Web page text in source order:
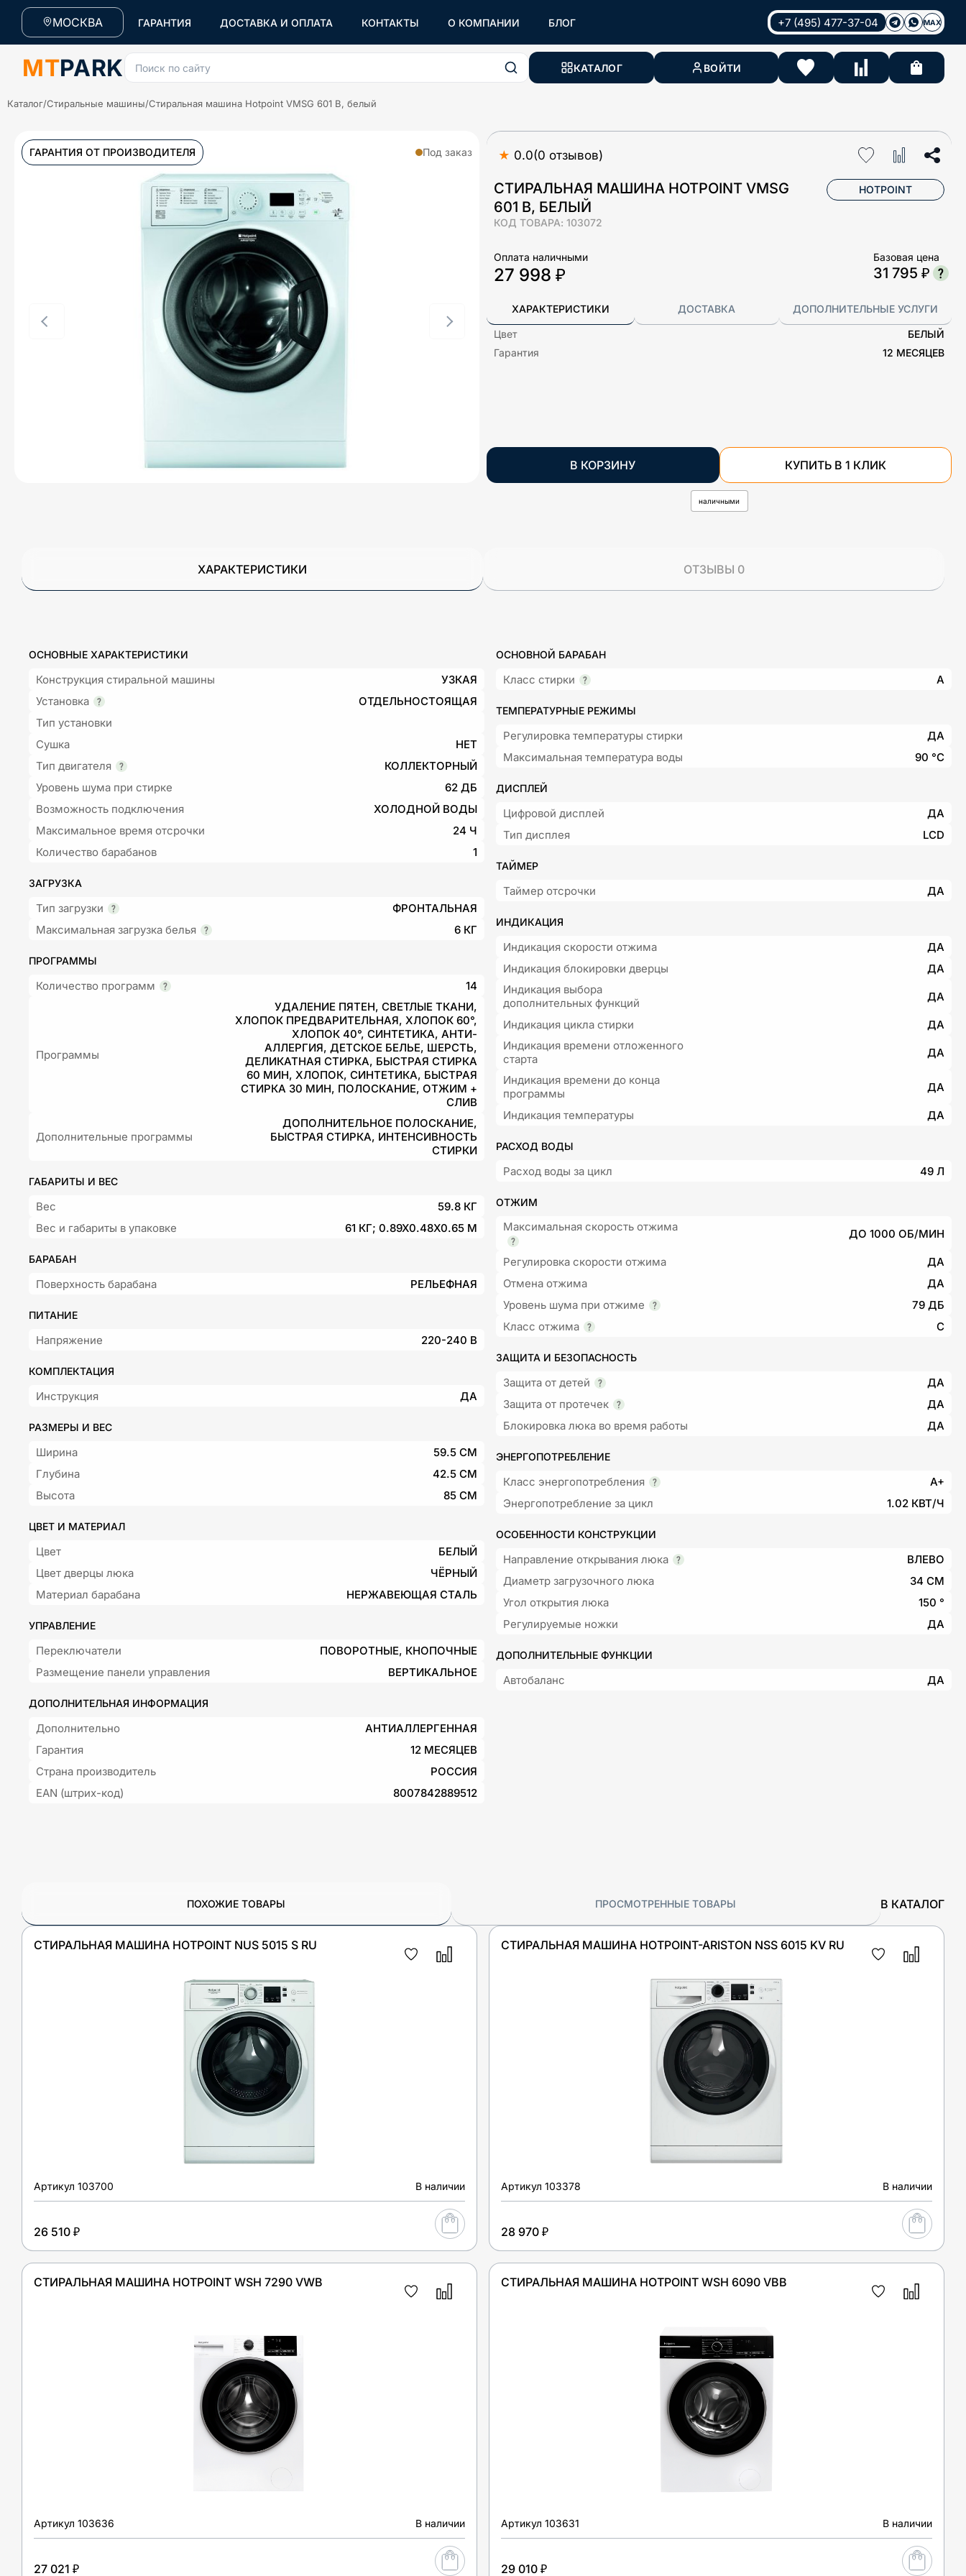
МОСКВА ГАРАНТИЯ ДОСТАВКА И ОПЛАТА КОНТАКТЫ О КОМПАНИИ БЛОГ +7 (495) 477-37-04 MAX
MTPARK Поиск по сайту КАТАЛОГ ВОЙТИ
Каталог/Стиральные машины/Стиральная машина Hotpoint VMSG 601 B, белый
★ 0.0(0 отзывов)
СТИРАЛЬНАЯ МАШИНА HOTPOINT VMSG
601 B, БЕЛЫЙ
КОД ТОВАРА: 103072
HOTPOINT
ГАРАНТИЯ ОТ ПРОИЗВОДИТЕЛЯ Под заказ
Оплата наличными
27 998 ₽
Базовая цена
31 795 ₽
ХАРАКТЕРИСТИКИ ДОСТАВКА ДОПОЛНИТЕЛЬНЫЕ УСЛУГИ
Цвет
БЕЛЫЙ
Гарантия
12 МЕСЯЦЕВ
В КОРЗИНУ КУПИТЬ В 1 КЛИК
наличными
ХАРАКТЕРИСТИКИ ОТЗЫВЫ 0
ОСНОВНЫЕ ХАРАКТЕРИСТИКИ
Конструкция стиральной машины
УЗКАЯ
Установка
ОТДЕЛЬНОСТОЯЩАЯ
Тип установки
Сушка
НЕТ
Тип двигателя
КОЛЛЕКТОРНЫЙ
Уровень шума при стирке
62 ДБ
Возможность подключения
ХОЛОДНОЙ ВОДЫ
Максимальное время отсрочки
24 Ч
Количество барабанов
1
ЗАГРУЗКА
Тип загрузки
ФРОНТАЛЬНАЯ
Максимальная загрузка белья
6 КГ
ПРОГРАММЫ
Количество программ 14
Программы
УДАЛЕНИЕ ПЯТЕН, СВЕТЛЫЕ ТКАНИ,
ХЛОПОК ПРЕДВАРИТЕЛЬНАЯ, ХЛОПОК 60°,
ХЛОПОК 40°, СИНТЕТИКА, АНТИ-
АЛЛЕРГИЯ, ДЕТСКОЕ БЕЛЬЕ, ШЕРСТЬ,
ДЕЛИКАТНАЯ СТИРКА, БЫСТРАЯ СТИРКА
60 МИН, ХЛОПОК, СИНТЕТИКА, БЫСТРАЯ
СТИРКА 30 МИН, ПОЛОСКАНИЕ, ОТЖИМ +
СЛИВ
Дополнительные программы
ДОПОЛНИТЕЛЬНОЕ ПОЛОСКАНИЕ,
БЫСТРАЯ СТИРКА, ИНТЕНСИВНОСТЬ
СТИРКИ
ГАБАРИТЫ И ВЕС
Вес
59.8 КГ
Вес и габариты в упаковке
61 КГ; 0.89X0.48X0.65 М
БАРАБАН
Поверхность барабана РЕЛЬЕФНАЯ
ПИТАНИЕ
Напряжение 220-240 В
КОМПЛЕКТАЦИЯ
Инструкция ДА
РАЗМЕРЫ И ВЕС
Ширина
59.5 СМ
Глубина
42.5 СМ
Высота
85 СМ
ЦВЕТ И МАТЕРИАЛ
Цвет
БЕЛЫЙ
Цвет дверцы люка
ЧЁРНЫЙ
Материал барабана
НЕРЖАВЕЮЩАЯ СТАЛЬ
УПРАВЛЕНИЕ
Переключатели
ПОВОРОТНЫЕ, КНОПОЧНЫЕ
Размещение панели управления
ВЕРТИКАЛЬНОЕ
ДОПОЛНИТЕЛЬНАЯ ИНФОРМАЦИЯ
Дополнительно
АНТИАЛЛЕРГЕННАЯ
Гарантия
12 МЕСЯЦЕВ
Страна производитель
РОССИЯ
EAN (штрих-код)
8007842889512
ОСНОВНОЙ БАРАБАН
Класс стирки A
ТЕМПЕРАТУРНЫЕ РЕЖИМЫ
Регулировка температуры стирки
ДА
Максимальная температура воды
90 °С
ДИСПЛЕЙ
Цифровой дисплей
ДА
Тип дисплея
LCD
ТАЙМЕР
Таймер отсрочки ДА
ИНДИКАЦИЯ
Индикация скорости отжима
ДА
Индикация блокировки дверцы
ДА
Индикация выбора
дополнительных функций
ДА
Индикация цикла стирки
ДА
Индикация времени отложенного
старта
ДА
Индикация времени до конца
программы
ДА
Индикация температуры ДА
РАСХОД ВОДЫ
Расход воды за цикл 49 Л
ОТЖИМ
Максимальная скорость отжима ДО 1000 ОБ/МИН
Регулировка скорости отжима
ДА
Отмена отжима
ДА
Уровень шума при отжиме
79 ДБ
Класс отжима
C
ЗАЩИТА И БЕЗОПАСНОСТЬ
Защита от детей
ДА
Защита от протечек
ДА
Блокировка люка во время работы
ДА
ЭНЕРГОПОТРЕБЛЕНИЕ
Класс энергопотребления
A+
Энергопотребление за цикл
1.02 КВТ/Ч
ОСОБЕННОСТИ КОНСТРУКЦИИ
Направление открывания люка
ВЛЕВО
Диаметр загрузочного люка
34 СМ
Угол открытия люка
150 °
Регулируемые ножки
ДА
ДОПОЛНИТЕЛЬНЫЕ ФУНКЦИИ
Автобаланс ДА
ПОХОЖИЕ ТОВАРЫ ПРОСМОТРЕННЫЕ ТОВАРЫ В КАТАЛОГ
СТИРАЛЬНАЯ МАШИНА HOTPOINT NUS 5015 S RU
Артикул 103700 В наличии
26 510 ₽
СТИРАЛЬНАЯ МАШИНА HOTPOINT-ARISTON NSS 6015 KV RU
Артикул 103378 В наличии
28 970 ₽
СТИРАЛЬНАЯ МАШИНА HOTPOINT WSH 7290 VWB
Артикул 103636 В наличии
27 021 ₽
СТИРАЛЬНАЯ МАШИНА HOTPOINT WSH 6090 VBB
Артикул 103631 В наличии
29 010 ₽